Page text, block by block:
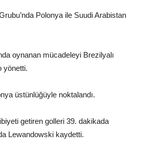
Polonya ile Suudi Arabistan
oynanan mücadeleyi Brezilyalı
yönetti.
üstünlüğüyle noktalandı.
getiren golleri 39. dakikada
Lewandowski kaydetti.